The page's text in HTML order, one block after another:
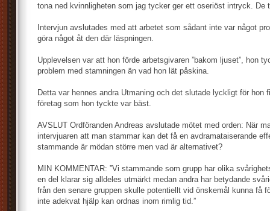
tona ned kvinnligheten som jag tycker ger ett oseriöst intryck. De
Intervjun avslutades med att arbetet som sådant inte var något
göra något åt den där läspningen.
Upplevelsen var att hon förde arbetsgivaren ”bakom ljuset”, hon
problem med stamningen än vad hon lät påskina.
Detta var hennes andra Utmaning och det slutade lyckligt för hon
företag som hon tyckte var bäst.
AVSLUT Ordföranden Andreas avslutade mötet med orden: När
intervjuaren att man stammar kan det få en avdramataiserande
stammande är mödan större men vad är alternativet?
MIN KOMMENTAR: ”Vi stammande som grupp har olika
en del klarar sig alldeles utmärkt medan andra har betydande
från den senare gruppen skulle potentiellt vid önskemål kunna få
inte adekvat hjälp kan ordnas inom rimlig tid.”